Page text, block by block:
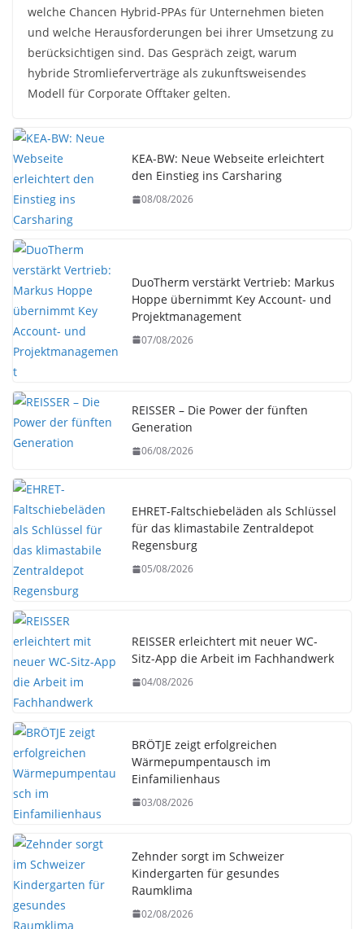
welche Chancen Hybrid-PPAs für Unternehmen bieten
und welche Herausforderungen bei ihrer Umsetzung zu
berücksichtigen sind. Das Gespräch zeigt, warum
hybride Stromlieferverträge als zukunftsweisendes
Modell für Corporate Offtaker gelten.
KEA-BW: Neue Webseite erleichtert
den Einstieg ins Carsharing
08/08/2026
DuoTherm verstärkt Vertrieb: Markus
Hoppe übernimmt Key Account- und
Projektmanagement
07/08/2026
REISSER – Die Power der fünften
Generation
06/08/2026
EHRET-Faltschiebeläden als Schlüssel
für das klimastabile Zentraldepot
Regensburg
05/08/2026
REISSER erleichtert mit neuer WC-
Sitz-App die Arbeit im Fachhandwerk
04/08/2026
BRÖTJE zeigt erfolgreichen
Wärmepumpentausch im
Einfamilienhaus
03/08/2026
Zehnder sorgt im Schweizer
Kindergarten für gesundes
Raumklima
02/08/2026